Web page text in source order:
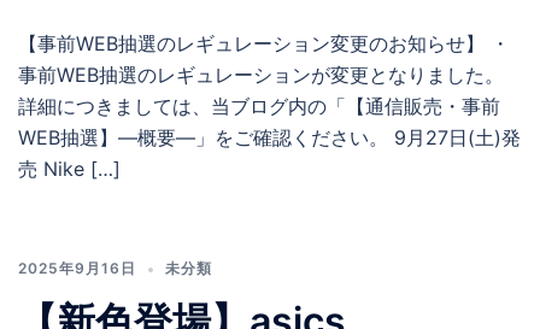
【事前WEB抽選のレギュレーション変更のお知らせ】 ・
事前WEB抽選のレギュレーションが変更となりました。
詳細につきましては、当ブログ内の「【通信販売・事前
WEB抽選】―概要―」をご確認ください。 9月27日(土)発
売 Nike […]
2025年9月16日 未分類